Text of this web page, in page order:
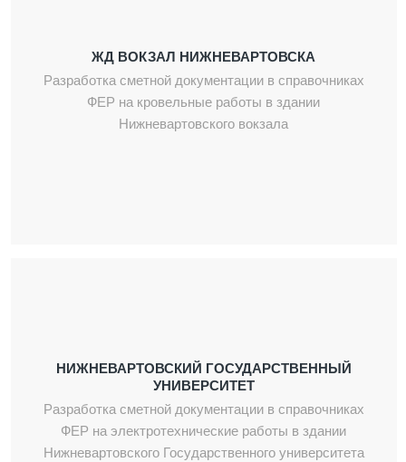
ЖД ВОКЗАЛ НИЖНЕВАРТОВСКА
Разработка сметной документации в справочниках
ФЕР на кровельные работы в здании
Нижневартовского вокзала
НИЖНЕВАРТОВСКИЙ ГОСУДАРСТВЕННЫЙ
УНИВЕРСИТЕТ
Разработка сметной документации в справочниках
ФЕР на электротехнические работы в здании
Нижневартовского Государственного университета